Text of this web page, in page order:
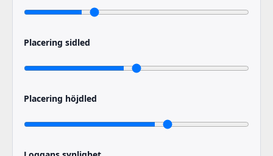
Placering sidled
Placering höjdled